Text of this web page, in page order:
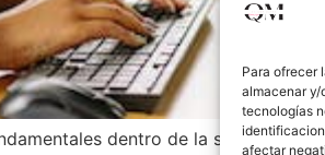
Para ofrecer
almacenar y/
tecnologías
afectar
dentro de la sociedad y